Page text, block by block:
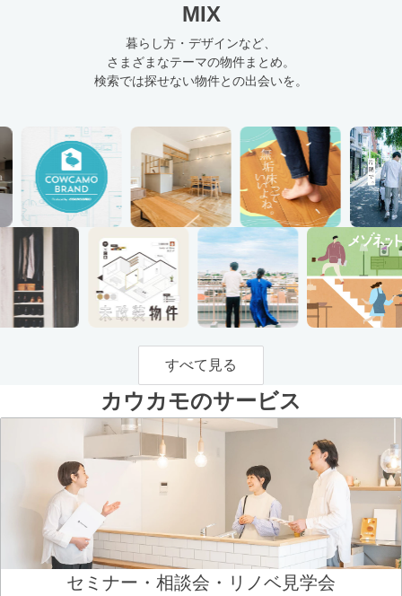
MIX
暮らし方・デザインなど、
さまざまなテーマの物件まとめ。
検索では探せない物件との出会いを。
すべて見る
カウカモのサービス
セミナー・相談会・リノベ見学会